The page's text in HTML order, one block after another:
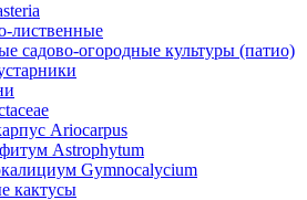
лиственные
садово-огородные культуры (патио)
Ariocarpus
Astrophytum
Gymnocalycium
кактусы